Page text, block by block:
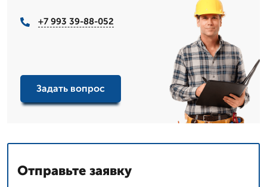
+7 993 39-88-052
Задать вопрос
Отправьте заявку